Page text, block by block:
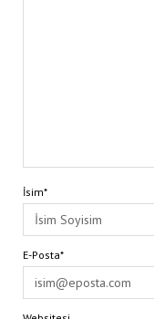
İsim*
E-Posta*